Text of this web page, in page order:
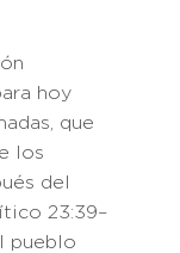
hoy
que
los
del
23:39–
pueblo